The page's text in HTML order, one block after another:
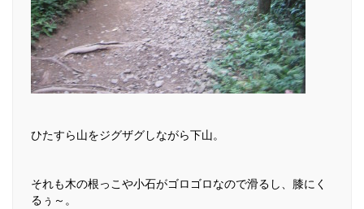
ひたすら山をジグザグしながら下山。
それも木の根っこや小石がゴロゴロなので滑るし、膝にく
るぅ～。